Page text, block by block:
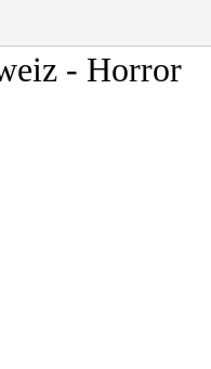
- Horror